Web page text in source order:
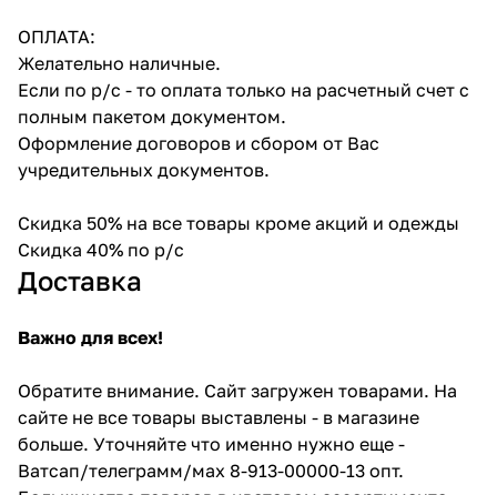
ОПЛАТА:
Желательно наличные.
Если по р/с - то оплата только на расчетный счет с
полным пакетом документом.
Оформление договоров и сбором от Вас
учредительных документов.
Скидка 50% на все товары кроме акций и одежды
Скидка 40% по р/с
Доставка
Важно для всех!
Обратите внимание. Сайт загружен товарами. На
сайте не все товары выставлены - в магазине
больше. Уточняйте что именно нужно еще -
Ватсап/телеграмм/мах 8-913-00000-13 опт.